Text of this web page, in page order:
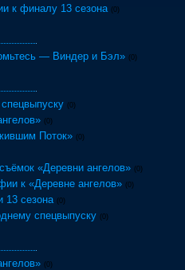
к финалу 13 сезона (0)
— Виндер и Бэл» (0)
(0)
(0)
Поток» (0)
«Деревни ангелов» (0)
к «Деревне ангелов» (0)
13 сезона (0)
спецвыпуску (0)
(0)